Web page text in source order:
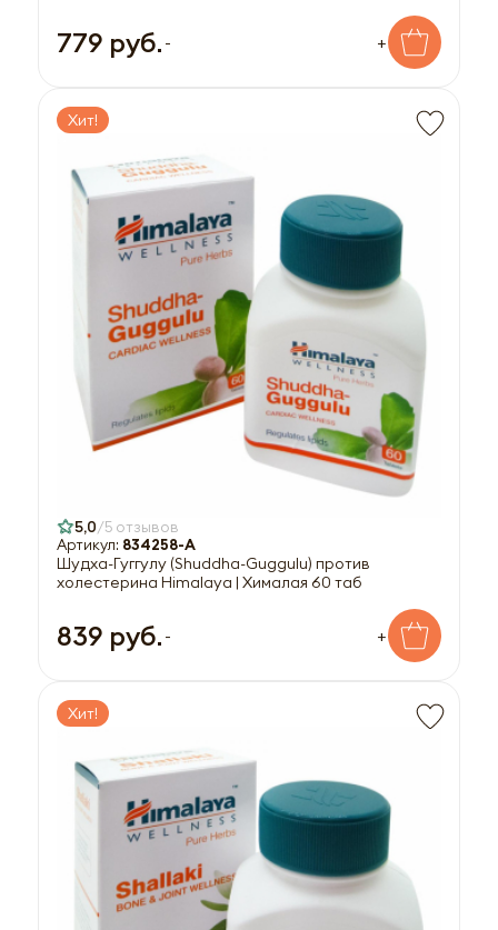
779 руб. - +
Хит!
5,0 5 отзывов
Артикул: 834258-A
Шудха-Гуггулу (Shuddha-Guggulu) против
холестерина Himalaya | Хималая 60 таб
839 руб. - +
Хит!